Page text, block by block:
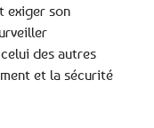
exiger son
des autres
et la sécurité